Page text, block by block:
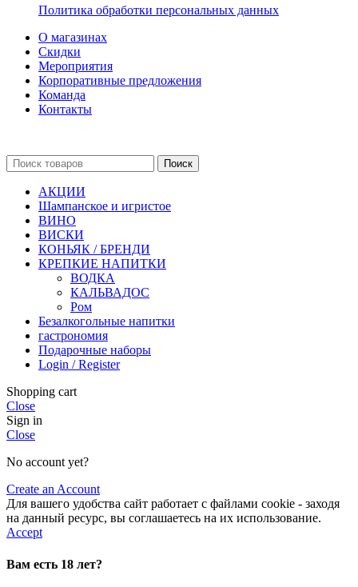
Политика обработки персональных данных
О магазинах
Скидки
Мероприятия
Корпоративные предложения
Команда
Контакты
Поиск
АКЦИИ
Шампанское и игристое
ВИНО
ВИСКИ
КОНЬЯК / БРЕНДИ
КРЕПКИЕ НАПИТКИ
ВОДКА
КАЛЬВАДОС
Ром
Безалкогольные напитки
гастрономия
Подарочные наборы
Login / Register
Shopping cart
Close
Sign in
Close
No account yet?
Create an Account
Для вашего удобства сайт работает с файлами cookie - заходя
на данный ресурс, вы соглашаетесь на их использование.
Accept
Вам есть 18 лет?